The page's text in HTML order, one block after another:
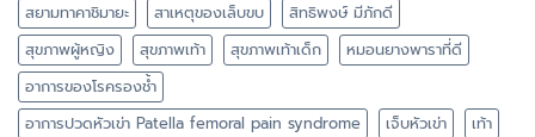
สยามทาคาชิมายะ
สาเหตุของเล็บขบ
สิทธิพงษ์ มีภักดี
สุขภาพผู้หญิง
สุขภาพเท้า สุขภาพเท้าเด็ก
หมอนยางพาราที่ดี
อาการของโรครองช้ำ
อาการปวดหัวเข่า Patella femoral pain syndrome
เจ็บหัวเข่า
เท้า